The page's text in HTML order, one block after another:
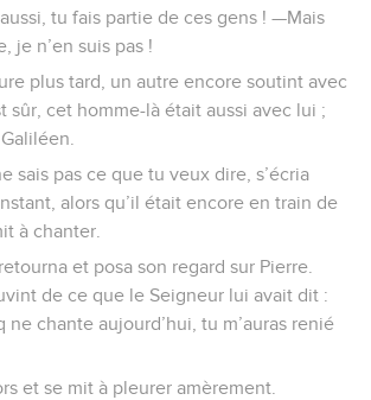
tu fais partie de ces gens ! —Mais
je n’en suis pas !
plus tard, un autre encore soutint avec
sûr, cet homme-là était aussi avec lui ;
sais pas ce que tu veux dire, s’écria
alors qu’il était encore en train de
à chanter.
et posa son regard sur Pierre.
de ce que le Seigneur lui avait dit :
ne chante aujourd’hui, tu m’auras renié
et se mit à pleurer amèrement.